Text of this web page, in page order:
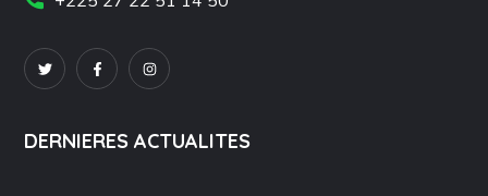
DERNIERES ACTUALITES